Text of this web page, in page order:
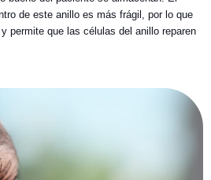
de este anillo es más frágil, por lo que
permite que las células del anillo reparen